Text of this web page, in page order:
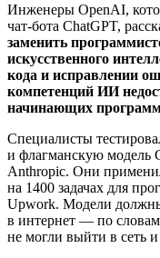
Инженеры OpenAI,
чат-бота ChatGPT,
заменить
искусственного
кода и исправлении
компетенций ИИ
начинающих
Специалисты
и флагманскую модель
Anthropic. Они
на 1400 задачах для
Upwork. Модели
в интернет — по
не могли выйти в сеть